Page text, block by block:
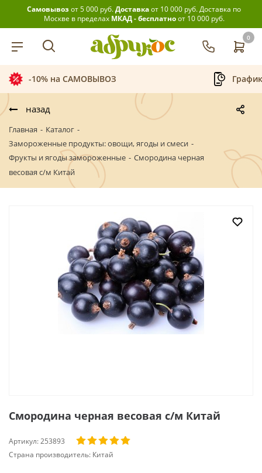
Самовывозот 5 000 руб.Доставкаот 10 000 руб.Доставка по
Москве в пределах МКАД - бесплатноот 10 000 руб.
0
-10% на САМОВЫВОЗ
назад
Главная - Каталог -
Замороженные продукты: овощи, ягоды и смеси -
Фрукты и ягоды замороженные - Смородина черная
весовая с/м Китай
Смородина черная весовая с/м Китай
Артикул:253893
Страна производитель: Китай